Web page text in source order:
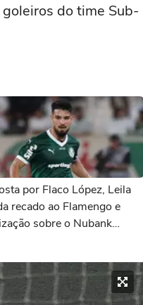
do time Sub-
por Flaco López, Leila
recado ao Flamengo e
sobre o Nubank